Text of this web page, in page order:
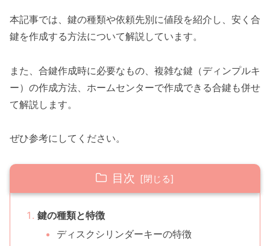
本記事では、鍵の種類や依頼先別に値段を紹介し、安く合
鍵を作成する方法について解説しています。
また、合鍵作成時に必要なもの、複雑な鍵（ディンプルキ
ー）の作成方法、ホームセンターで作成できる合鍵も併せ
て解説します。
ぜひ参考にしてください。
目次
鍵の種類と特徴
ディスクシリンダーキーの特徴